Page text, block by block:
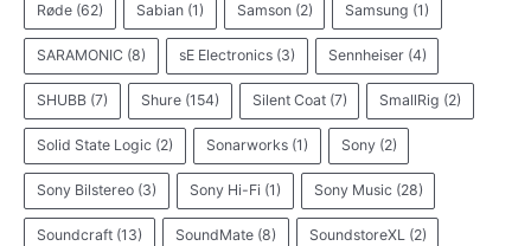
Røde (62) Sabian (1) Samson (2) Samsung (1)
SARAMONIC (8) sE Electronics (3) Sennheiser (4)
SHUBB (7) Shure (154) Silent Coat (7) SmallRig (2)
Solid State Logic (2) Sonarworks (1) Sony (2)
Sony Bilstereo (3) Sony Hi-Fi (1) Sony Music (28)
Soundcraft (13) SoundMate (8) SoundstoreXL (2)